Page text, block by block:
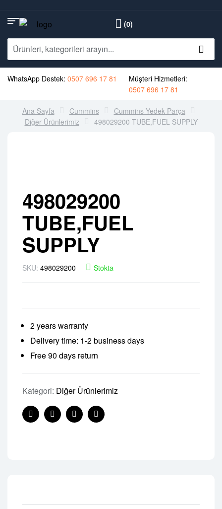
(0)
WhatsApp Destek: 0507 696 17 81
Müşteri Hizmetleri:
0507 696 17 81
Ana Sayfa Cummins
Cummins Yedek Parça
Diğer Ürünlerimiz
498029200 TUBE,FUEL SUPPLY
498029200
TUBE,FUEL
SUPPLY
SKU: 498029200 Stokta
2 years warranty
Delivery time: 1-2 business days
Free 90 days return
Kategori: Diğer Ürünlerimiz
FacebookTwitterLinkedinPinterest